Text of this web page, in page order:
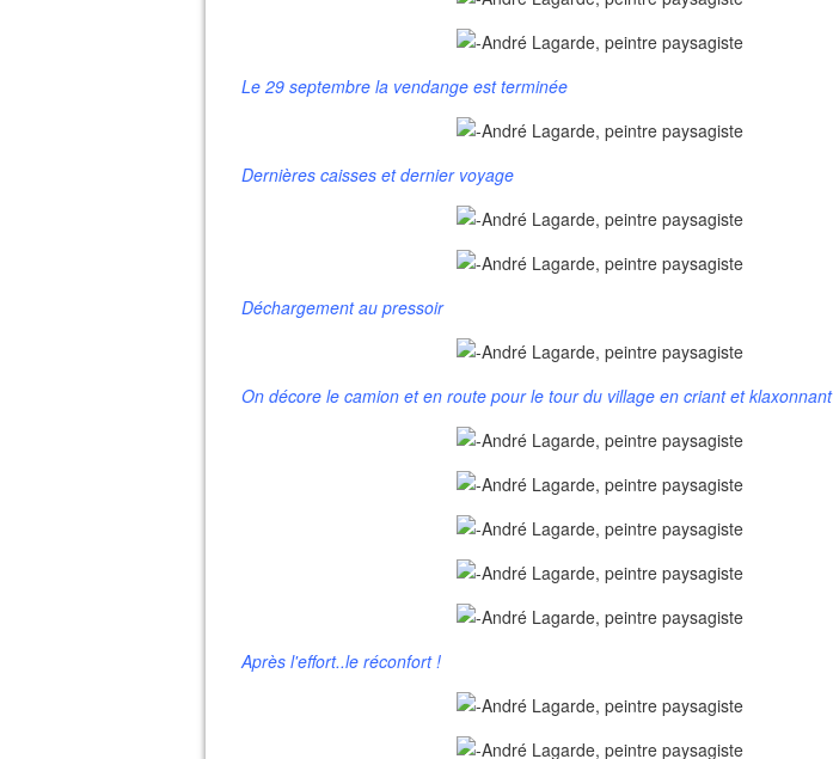
Le 29 septembre la vendange est terminée
Dernières caisses et dernier voyage
Déchargement au pressoir
On décore le camion et en route pour le tour du village en criant et klaxonnant
Après l'effort..le réconfort !